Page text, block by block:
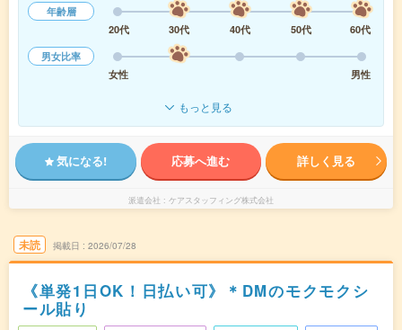
年齢層
20代
30代 40代 50代
60代
男女比率
女性
男性
もっと見る
気になる! 応募へ進む 詳しく見る
派遣会社 ケアスタッフィング株式会社
未読 掲載日 2026/07/28
《単発1日OK！日払い可》＊DMのモクモクシ
ール貼り